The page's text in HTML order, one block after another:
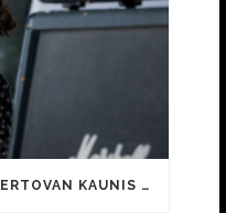
KAIJA KOON ELÄMÄSTÄ KERTOVAN KAUNIS RIETAS ONNELLINEN -ELOKUVAN TRAILER JULKI